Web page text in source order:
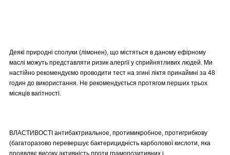
Деякі природні сполуки (лімонен), що містяться в даному ефірному
маслі можуть представляти ризик алергії у сприйнятливих людей. Ми
настійно рекомендуємо проводити тест на згині ліктя принаймні за 48
годин до використання. Не рекомендується протягом перших трьох
місяців вагітності.
ВЛАСТИВОСТІ антибактриальное, протимикробное, протигрибкову
(багаторазово перевершує бактерицидність карболової кислоти, яка
проявляє високу активність проти грамопозитивних і